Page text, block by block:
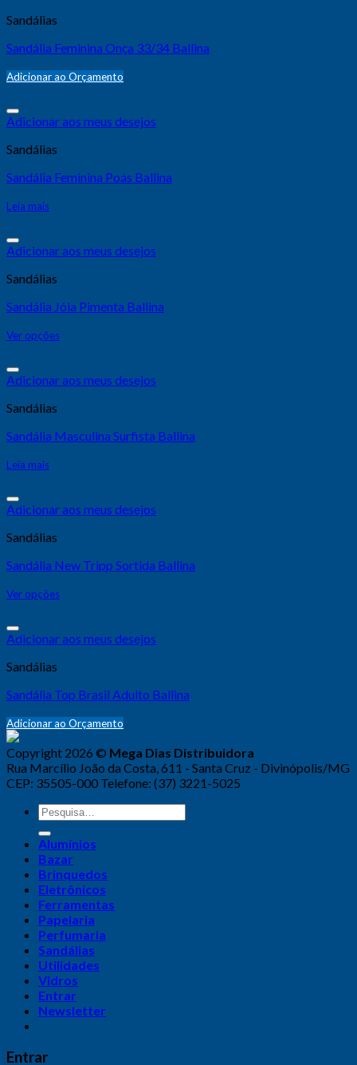
Sandálias
Sandália Feminina Onça 33/34 Ballina
Adicionar ao Orçamento
Adicionar aos meus desejos
Sandálias
Sandália Feminina Poás Ballina
Leia mais
Adicionar aos meus desejos
Sandálias
Sandália Jóia Pimenta Ballina
Ver opções
Adicionar aos meus desejos
Sandálias
Sandália Masculina Surfista Ballina
Leia mais
Adicionar aos meus desejos
Sandálias
Sandália New Tripp Sortida Ballina
Ver opções
Adicionar aos meus desejos
Sandálias
Sandália Top Brasil Adulto Ballina
Adicionar ao Orçamento
Copyright 2026 © Mega Dias Distribuidora
Rua Marcílio João da Costa, 611 - Santa Cruz - Divinópolis/MG
CEP: 35505-000 Telefone: (37) 3221-5025
Alumínios
Bazar
Brinquedos
Eletrônicos
Ferramentas
Papelaria
Perfumaria
Sandálias
Utilidades
Vidros
Entrar
Newsletter
Entrar